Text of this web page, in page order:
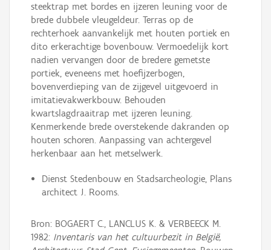
steektrap met bordes en ijzeren leuning voor de
brede dubbele vleugeldeur. Terras op de
rechterhoek aanvankelijk met houten portiek en
dito erkerachtige bovenbouw. Vermoedelijk kort
nadien vervangen door de bredere gemetste
portiek, eveneens met hoefijzerbogen,
bovenverdieping van de zijgevel uitgevoerd in
imitatievakwerkbouw. Behouden
kwartslagdraaitrap met ijzeren leuning.
Kenmerkende brede overstekende dakranden op
houten schoren. Aanpassing van achtergevel
herkenbaar aan het metselwerk.
Dienst Stedenbouw en Stadsarcheologie, Plans
architect J. Rooms.
Bron: BOGAERT C., LANCLUS K. & VERBEECK M.
1982: Inventaris van het cultuurbezit in België,